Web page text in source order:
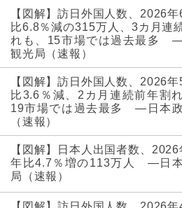
【図解】訪日外国人数、2026
比6.8％減の315万人、3カ月連
れも、15市場では過去最多
観光局（速報）
【図解】訪日外国人数、2026
比3.6％減、2カ月連続前年割
19市場では過去最多 ―日本
（速報）
【図解】日本人出国者数、
年比4.7％増の113万人 ―日
局（速報）